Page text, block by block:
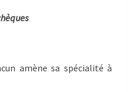
amène sa spécialité à